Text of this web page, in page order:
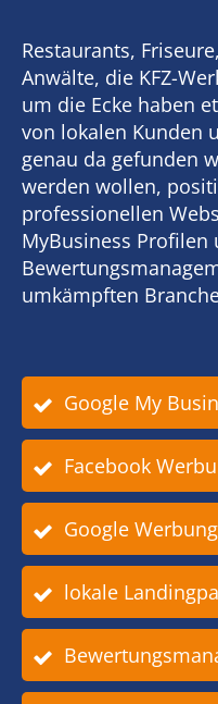
Restaurants,
Anwälte, die KFZ-
um die Ecke haben
von lokalen Kunden
genau da gefunden
werden wollen,
professionellen
MyBusiness
umkämpften
Google My
Facebook
Google Werbung
lokale